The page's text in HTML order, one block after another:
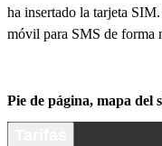
ha insertado la tarjeta
móvil para SMS de forma
Pie de página, mapa del